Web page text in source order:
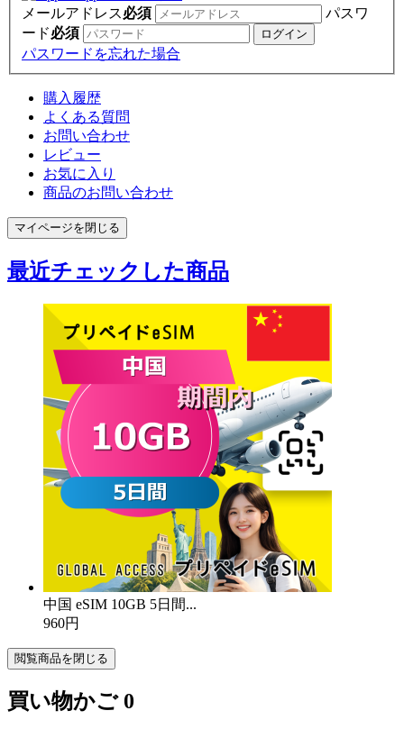
メールアドレス必須
パスワ
ード必須
パスワードを忘れた場合
購入履歴
よくある質問
お問い合わせ
レビュー
お気に入り
商品のお問い合わせ
マイページを閉じる
最近チェックした商品
中国 eSIM 10GB 5日間...
960円
閲覧商品を閉じる
買い物かご 0